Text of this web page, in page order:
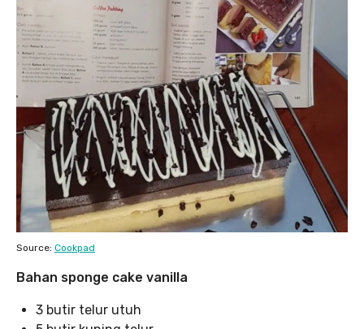
Source: Cookpad
Bahan sponge cake vanilla
3 butir telur utuh